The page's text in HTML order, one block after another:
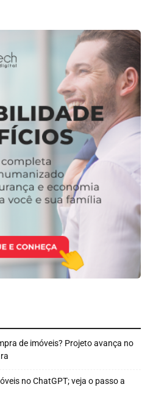
de imóveis? Projeto avança no
no ChatGPT; veja o passo a